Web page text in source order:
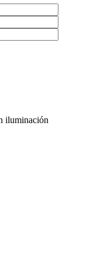
iluminación